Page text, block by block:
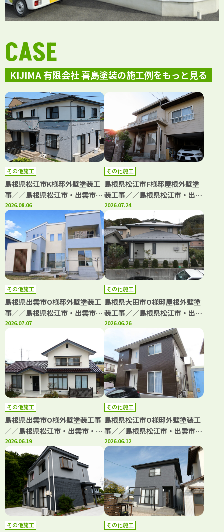
KIJIMA 有限会社 喜島塗装の施工例をもっと見る
CASE
その他施工
島根県松江市K様邸外壁塗装工
事／／島根県松江市・出雲市・
大田市・雲南市・鳥取県米子
市・境港市の「きじま塗装」
2026.08.06
その他施工
島根県松江市F様邸屋根外壁塗
装工事／／島根県松江市・出雲
市・大田市・雲南市・鳥取県米
子市・境港市の「きじま塗装」
2026.07.24
その他施工
島根県出雲市O様邸外壁塗装工
事／／島根県松江市・出雲市・
大田市・雲南市の「きじま塗
装」
2026.07.07
その他施工
島根県大田市O様邸屋根外壁塗
装工事／／島根県松江市・出雲
市・大田市・雲南市・鳥取県米
子市・境港市の「きじま塗装」
2026.06.26
その他施工
島根県出雲市O様外壁塗装工事
／／島根県松江市・出雲市・大
田市・雲南市の「きじま塗装」
2026.06.19
その他施工
島根県松江市O様邸外壁塗装工
事／／島根県松江市・出雲市・
大田市・雲南市・鳥取県米子
市・境港市の「きじま塗装」
2026.06.12
その他施工 その他施工